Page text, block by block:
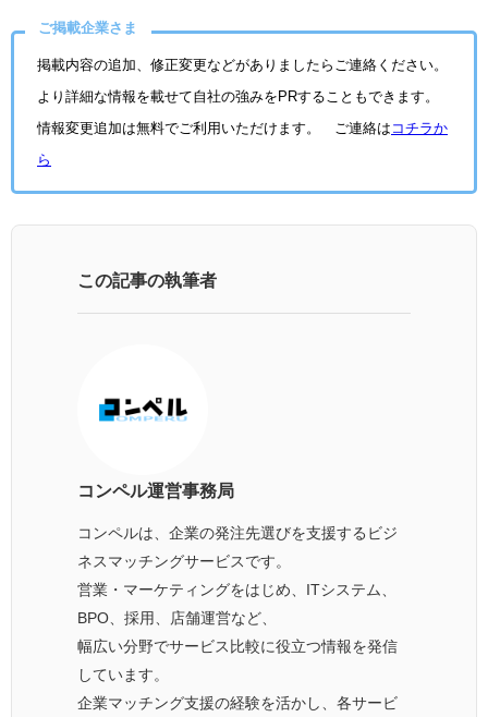
ご掲載企業さま
掲載内容の追加、修正変更などがありましたらご連絡ください。
より詳細な情報を載せて自社の強みをPRすることもできます。
情報変更追加は無料でご利用いただけます。 ご連絡は コチラか
ら
この記事の執筆者
コンペル運営事務局
コンペルは、企業の発注先選びを支援するビジ
ネスマッチングサービスです。
営業・マーケティングをはじめ、ITシステム、
BPO、採用、店舗運営など、
幅広い分野でサービス比較に役立つ情報を発信
しています。
企業マッチング支援の経験を活かし、各サービ